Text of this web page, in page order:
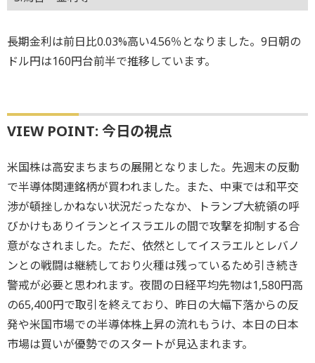
長期金利は前日比0.03%高い4.56％となりました。9日朝の
ドル円は160円台前半で推移しています。
VIEW POINT: 今日の視点
米国株は高安まちまちの展開となりました。先週末の反動
で半導体関連銘柄が買われました。また、中東では和平交
渉が頓挫しかねない状況だったなか、トランプ大統領の呼
びかけもありイランとイスラエルの間で攻撃を抑制する合
意がなされました。ただ、依然としてイスラエルとレバノ
ンとの戦闘は継続しており火種は残っているため引き続き
警戒が必要と思われます。夜間の日経平均先物は1,580円高
の65,400円で取引を終えており、昨日の大幅下落からの反
発や米国市場での半導体株上昇の流れもうけ、本日の日本
市場は買いが優勢でのスタートが見込まれます。